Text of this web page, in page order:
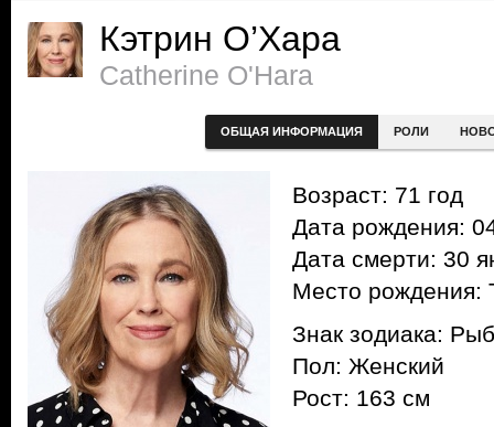
Кэтрин О’Хара
Catherine O'Hara
ОБЩАЯ ИНФОРМАЦИЯ РОЛИ
Возраст: 71 год
Дата рождения:
Дата смерти: 30
Место рождения:
Знак зодиака:
Пол: Женский
Рост: 163 см